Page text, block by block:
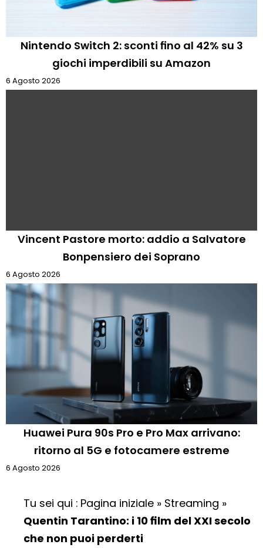
Nintendo Switch 2: sconti fino al 42% su 3
giochi imperdibili su Amazon
6 Agosto 2026
Vincent Pastore morto: addio a Salvatore
Bonpensiero dei Soprano
6 Agosto 2026
Huawei Pura 90s Pro e Pro Max arrivano:
ritorno al 5G e fotocamere estreme
6 Agosto 2026
Tu sei qui : Pagina iniziale » Streaming »
Quentin Tarantino: i 10 film del XXI secolo
che non puoi perderti